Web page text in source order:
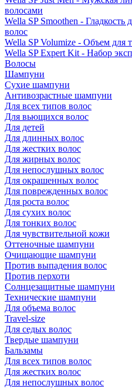
волосами
Wella SP Smoothen -
волос
Wella SP Volumize - Объем для
Wella SP Expert Kit - Набор
Волосы
Шампуни
Сухие шампуни
Антивозрастные шампуни
Для всех типов волос
Для вьющихся волос
Для детей
Для длинных волос
Для жестких волос
Для жирных волос
Для непослушных волос
Для окрашенных волос
Для поврежденных волос
Для роста волос
Для сухих волос
Для тонких волос
Для чувствительной кожи
Оттеночные шампуни
Очищающие шампуни
Против выпадения волос
Против перхоти
Солнцезащитные шампуни
Технические шампуни
Для объема волос
Travel-size
Для седых волос
Твердые шампуни
Бальзамы
Для всех типов волос
Для жестких волос
Для непослушных волос